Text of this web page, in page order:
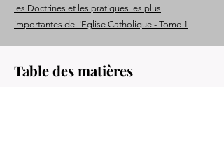
les Doctrines et les pratiques les plus
importantes de l'Eglise Catholique - Tome 1
Table des matières